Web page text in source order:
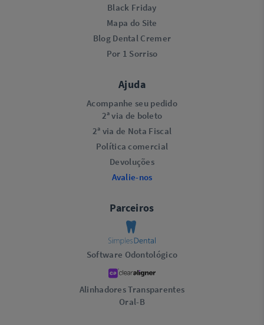
Black Friday
Mapa do Site
Blog Dental Cremer
Por 1 Sorriso
Ajuda
Acompanhe seu pedido
2ª via de boleto
2ª via de Nota Fiscal
Política comercial
Devoluções
Avalie-nos
Parceiros
Software Odontológico
Alinhadores Transparentes
Oral-B